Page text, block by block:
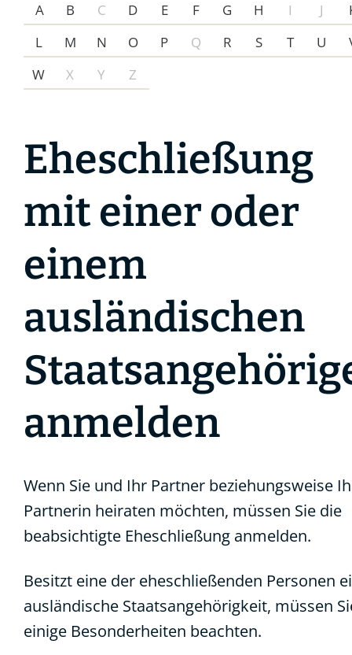
A B C D E F G H I J
L
M N O P Q R S T U
W
X Y Z
Eheschließung
mit einer oder
einem
ausländischen
anmelden
Wenn Sie und Ihr Partner beziehungsweise
Partnerin heiraten möchten, müssen Sie die
beabsichtigte Eheschließung anmelden.
Besitzt eine der eheschließenden Personen
ausländische Staatsangehörigkeit, müssen
einige Besonderheiten beachten.